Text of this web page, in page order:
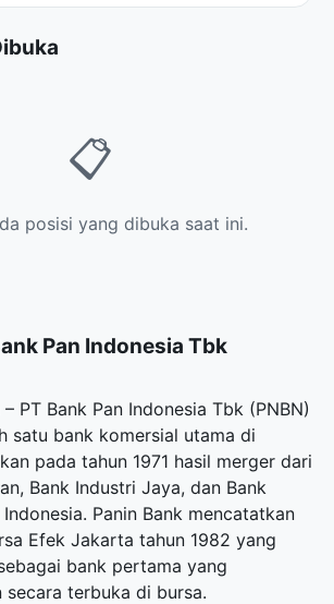
📋
posisi yang dibuka saat ini.
Pan Indonesia Tbk
PT Bank Pan Indonesia Tbk (PNBN)
satu bank komersial utama di
pada tahun 1971 hasil merger dari
Bank Industri Jaya, dan Bank
Panin Bank mencatatkan
Efek Jakarta tahun 1982 yang
bank pertama yang
terbuka di bursa.